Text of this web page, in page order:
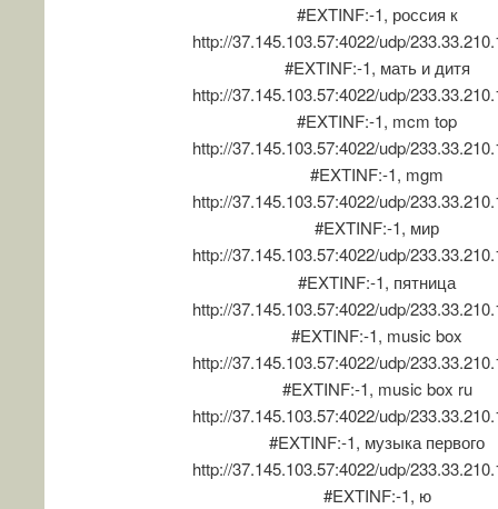
#EXTINF:-1, россия к
http://37.145.103.57:4022/udp/
#EXTINF:-1, мать и дитя
http://37.145.103.57:4022/udp/
#EXTINF:-1, mcm top
http://37.145.103.57:4022/udp/
#EXTINF:-1, mgm
http://37.145.103.57:4022/udp/
#EXTINF:-1, мир
http://37.145.103.57:4022/udp/
#EXTINF:-1, пятница
http://37.145.103.57:4022/udp/
#EXTINF:-1, music box
http://37.145.103.57:4022/udp/
#EXTINF:-1, music box ru
http://37.145.103.57:4022/udp/
#EXTINF:-1, музыка первого
http://37.145.103.57:4022/udp/
#EXTINF:-1, ю